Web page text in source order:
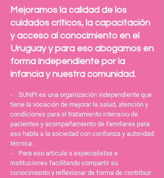
Mejoramos la calidad de los
cuidados críticos, la capacitación
y acceso al conocimiento en el
Uruguay y para eso abogamos en
forma independiente por la
infancia y nuestra comunidad.
- SUNPI es una organización independiente que
tiene la vocación de mejorar la salud, atención y
condiciones para el tratamiento intensivo de
pacientes y acompañamiento de familiares para
eso habla a la sociedad con confianza y autoridad
técnica.
- Para eso articula a especialistas e
instituciones facilitando compartir su
conocimiento y reflexionar de forma de contribuir